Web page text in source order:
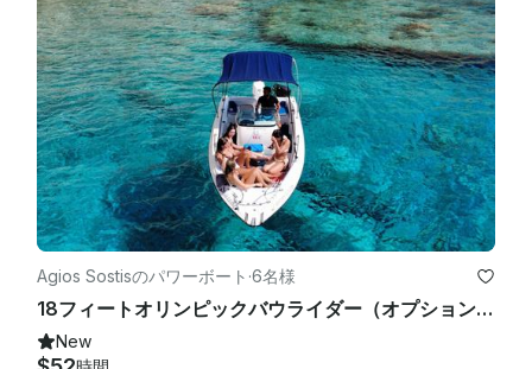
Agios Sostisのパワーボート ·6名様
18フィートオリンピックバウライダー（オプションキャプテン付き）| アギオス・ソスティス、ザキントス
New